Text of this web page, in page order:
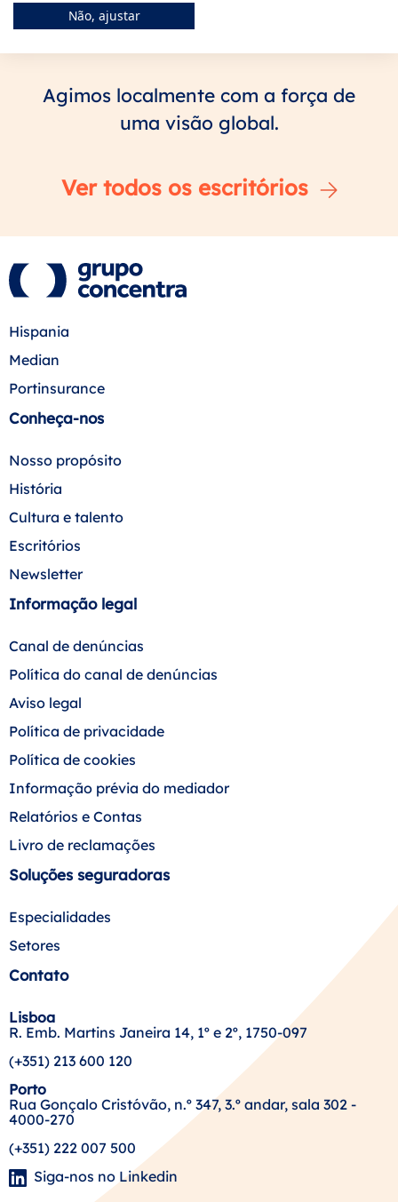
Os nossos escritórios
Agimos localmente com a força de
uma visão global.
Ver todos os escritórios
Hispania
Median
Portinsurance
Conheça-nos
Nosso propósito
História
Cultura e talento
Escritórios
Newsletter
Informação legal
Canal de denúncias
Política do canal de denúncias
Aviso legal
Política de privacidade
Política de cookies
Informação prévia do mediador
Relatórios e Contas
Livro de reclamações
Soluções seguradoras
Especialidades
Setores
Contato
Lisboa
R. Emb. Martins Janeira 14, 1º e 2º, 1750-097
(+351) 213 600 120
Porto
Rua Gonçalo Cristóvão, n.º 347, 3.º andar, sala 302 -
4000-270
(+351) 222 007 500
Siga-nos no Linkedin
Não, ajustar